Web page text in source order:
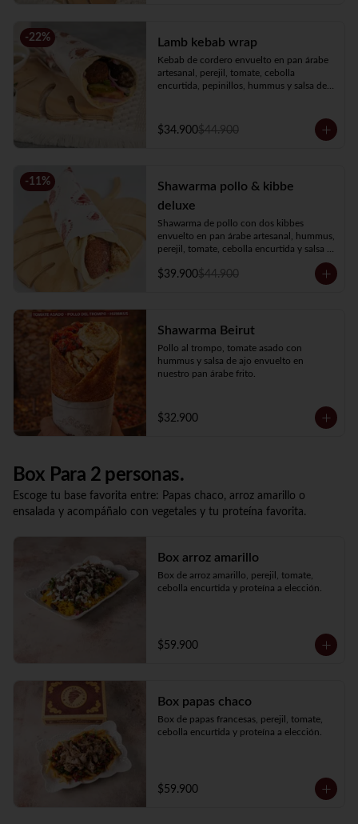
-22% Lamb kebab wrap
Kebab de cordero envuelto en pan árabe
artesanal, perejil, tomate, cebolla
encurtida, pepinillos, hummus y salsa de
$34.900$44.900
-11%
Shawarma pollo & kibbe
deluxe
Shawarma de pollo con dos kibbes
envuelto en pan árabe artesanal, hummus,
perejil, tomate, cebolla encurtida y salsa
$39.900$44.900
Shawarma Beirut
Pollo al trompo, tomate asado con
hummus y salsa de ajo envuelto en
nuestro pan árabe frito.
$32.900
Box Para 2 personas.
Escoge tu base favorita entre: Papas chaco, arroz amarillo o
ensalada y acompáñalo con vegetales y tu proteína favorita.
Box arroz amarillo
Box de arroz amarillo, perejil, tomate,
cebolla encurtida y proteína a elección.
$59.900
Box papas chaco
Box de papas francesas, perejil, tomate,
cebolla encurtida y proteína a elección.
$59.900